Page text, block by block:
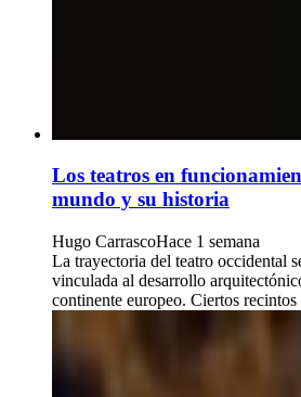
Los teatros en
mundo y su historia
Hugo CarrascoHace 1 semana
La trayectoria del teatro occidental
vinculada al desarrollo
continente europeo. Ciertos